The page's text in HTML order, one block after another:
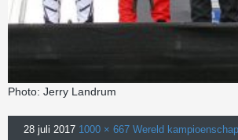
Photo: Jerry Landrum
28 juli 2017 1000 × 667 Wereld